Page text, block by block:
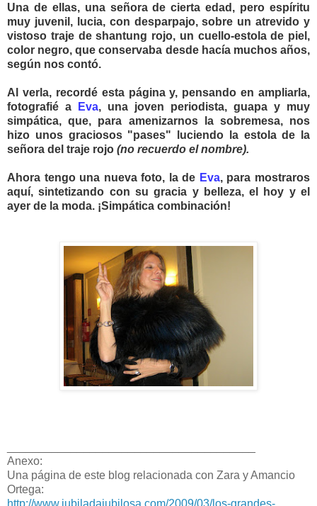
Una de ellas, una señora de cierta edad, pero espíritu
muy juvenil, lucia, con desparpajo, sobre un atrevido y
vistoso traje de shantung rojo, un cuello-estola de piel,
color negro, que conservaba desde hacía muchos años,
según nos contó.
Al verla, recordé esta página y, pensando en ampliarla,
fotografié a
Eva, una joven periodista, guapa y muy
simpática, que, para amenizarnos la sobremesa, nos
hizo unos graciosos "pases" luciendo la estola de la
señora del traje rojo (no recuerdo el nombre).
Ahora tengo una nueva foto, la de Eva, para mostraros
aquí, sintetizando con su gracia y belleza, el hoy y el
ayer de la moda. ¡Simpática combinación!
Anexo:
Una página de este blog relacionada con Zara y Amancio
Ortega:
http://www.jubiladajubilosa.com/2009/03/los-grandes-